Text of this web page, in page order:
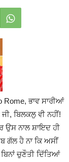
Rome, ਭਾਵ ਸਾਰੀਆਂ
ਬਿਲਕਲੁ ਵੀ ਨਹੀਂ!
ਉਸ ਨਾਲ ਸ਼ਾਇਦ ਹੀ
ਗੱਲ ਹੈ ਨਾ ਕਿ ਅਸੀਂ
ਚੁਣੌਤੀ ਦਿੱਤਿਆਂ